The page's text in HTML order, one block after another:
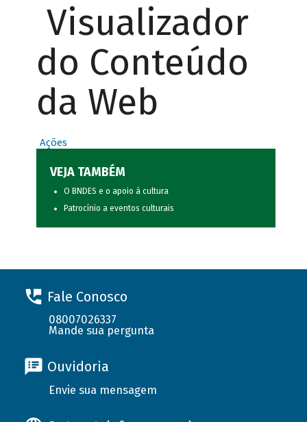
Visualizador
do Conteúdo
da Web
Ações
VEJA TAMBÉM
O BNDES e o apoio à cultura
Patrocínio a eventos culturais
Fale Conosco
08007026337
Mande sua pergunta
Ouvidoria
Envie sua mensagem